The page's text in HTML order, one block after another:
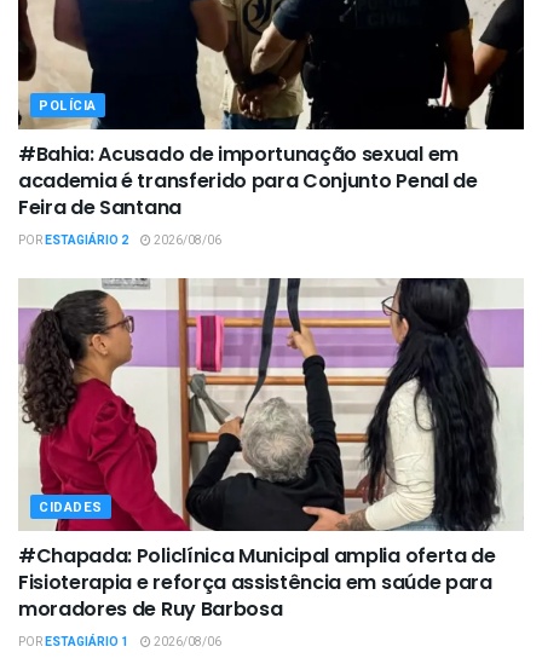
POLÍCIA
#Bahia: Acusado de importunação sexual em
academia é transferido para Conjunto Penal de
Feira de Santana
PORESTAGIÁRIO 2 2026/08/06
CIDADES
#Chapada: Policlínica Municipal amplia oferta de
Fisioterapia e reforça assistência em saúde para
moradores de Ruy Barbosa
PORESTAGIÁRIO 1 2026/08/06